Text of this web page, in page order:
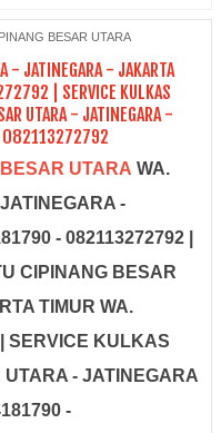
BESAR UTARA
- JATINEGARA - JAKARTA
| SERVICE KULKAS
UTARA - JATINEGARA -
082113272792
UTARA WA.
-
- 082113272792 |
CIPINANG BESAR
TIMUR WA.
SERVICE KULKAS
- JATINEGARA
-